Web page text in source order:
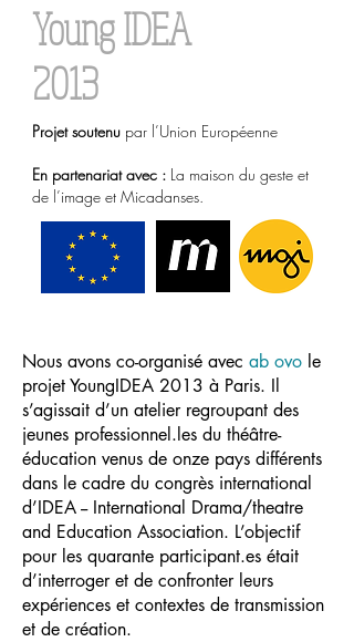
Young IDEA
2013
Projet soutenu par l’Union Européenne
En partenariat avec : La maison du geste et
de l’image et Micadanses.
Nous avons co-organisé avec ab ovo le
projet YoungIDEA 2013 à Paris. Il
s’agissait d’un atelier regroupant des
jeunes professionnel.les du théâtre-
éducation venus de onze pays différents
dans le cadre du congrès international
d’IDEA -- International Drama/theatre
and Education Association. L’objectif
pour les quarante participant.es était
d’interroger et de confronter leurs
expériences et contextes de transmission
et de création.